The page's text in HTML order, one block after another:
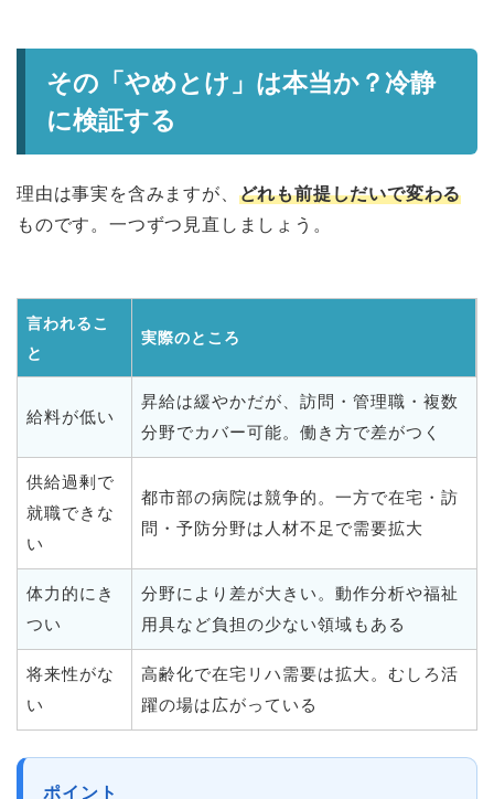
その「やめとけ」は本当か？冷静
に検証する
理由は事実を含みますが、 どれも前提しだいで変わる
ものです。一つずつ見直しましょう。
言われるこ
と
実際のところ
給料が低い
昇給は緩やかだが、訪問・管理職・複数
分野でカバー可能。働き方で差がつく
供給過剰で
就職できな
い
都市部の病院は競争的。一方で在宅・訪
問・予防分野は人材不足で需要拡大
体力的にき
つい
分野により差が大きい。動作分析や福祉
用具など負担の少ない領域もある
将来性がな
い
高齢化で在宅リハ需要は拡大。むしろ活
躍の場は広がっている
ポイント